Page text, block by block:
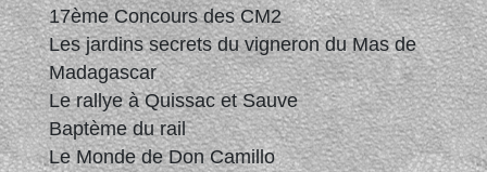
17ème Concours des CM2
Les jardins secrets du vigneron du Mas de
Madagascar
Le rallye à Quissac et Sauve
Baptème du rail
Le Monde de Don Camillo